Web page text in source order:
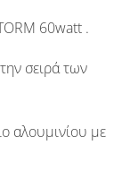
60watt .
σειρά των
αλουμινίου με